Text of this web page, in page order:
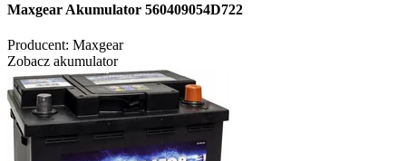
Maxgear Akumulator 560409054D722
Producent: Maxgear
Zobacz akumulator